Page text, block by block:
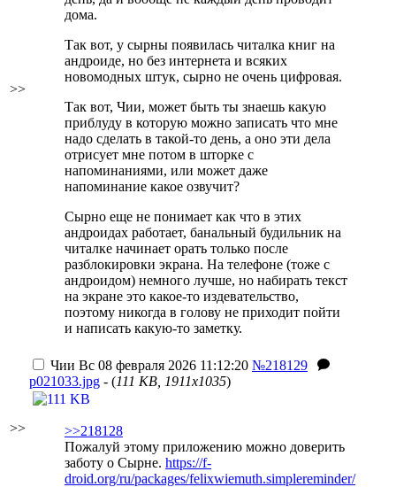
>>
дома.
Так вот, у сырны появилась читалка книг на
андроиде, но без интернета и всяких
новомодных штук, сырно не очень цифровая.
Так вот, Чии, может быть ты знаешь какую
приблуду в которую можно записать что мне
надо сделать в такой-то день, а оно эти дела
отрисует мне потом в шторке с
напоминаниями, или может даже
напоминание какое озвучит?
Сырно еще не понимает как что в этих
андроидах работает, банальный будильник на
читалке начинает орать только после
разблокировки экрана. На телефоне (тоже с
андроидом) немного лучше, но набирать текст
на экране это какое-то издевательство,
поэтому никогда в голову не приходит пойти
и написать какую-то заметку.
>>
Чии Вс 08 февраля 2026 11:12:20 №218129
p021033.jpg - (111 KB, 1911x1035)
>>218128
Пожалуй этому приложению можно доверить
заботу о Сырне. https://f-
droid.org/ru/packages/felixwiemuth.simplereminder/